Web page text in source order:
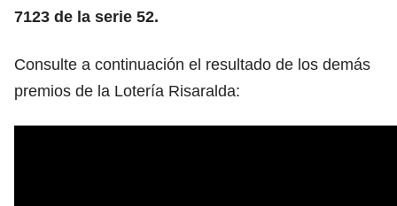
7123 de la serie 52.
Consulte a continuación el resultado de los demás
premios de la Lotería Risaralda: